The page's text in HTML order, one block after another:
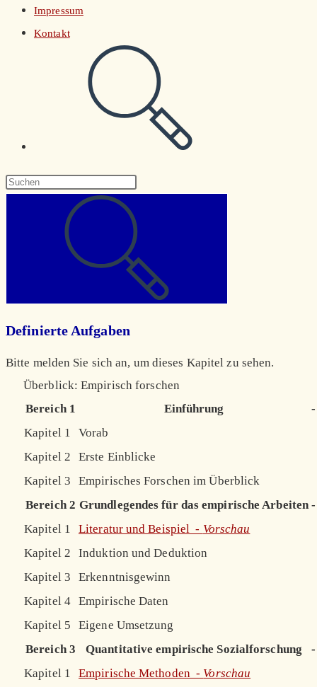
Impressum
Kontakt
Diese
durchsuchen
Definierte Aufgaben
Bitte melden Sie sich an, um dieses Kapitel zu sehen.
Überblick: Empirisch forschen
Bereich 1
Einführung
-
Kapitel 1
Vorab
Kapitel 2
Erste Einblicke
Kapitel 3
Empirisches Forschen im Überblick
Bereich 2 Grundlegendes für das empirische Arbeiten -
Kapitel 1
Literatur und Beispiel - Vorschau
Kapitel 2
Induktion und Deduktion
Kapitel 3
Erkenntnisgewinn
Kapitel 4 Empirische Daten
Kapitel 5
Eigene Umsetzung
Bereich 3
Quantitative empirische Sozialforschung
-
Kapitel 1
Empirische Methoden - Vorschau